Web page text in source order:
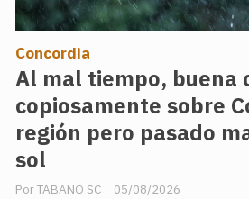
Al mal tiempo, buena
copiosamente sobre
región pero pasado
sol
TABANO SC
Concordia
05/08/2026